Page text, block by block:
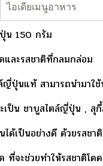
ไอเดียเมนูอาหาร
น 150 กรัม
ละรสชาติที่กลมกล่อม
ญี่ปุ่นแท้ สามารถนำมาใ
ะเป็น ชาบูสไตล์ญี่ปุ่น ,
ได้เป็นอย่างดี ด้วยรสช
ที่จะช่วยทำให้รสชาติโด